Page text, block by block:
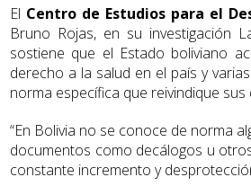
El Centro de Estudios para el
Bruno Rojas, en su investigación
sostiene que el Estado boliviano
derecho a la salud en el país y
norma específica que reivindique sus
“En Bolivia no se conoce de norma
documentos como decálogos u
constante incremento y